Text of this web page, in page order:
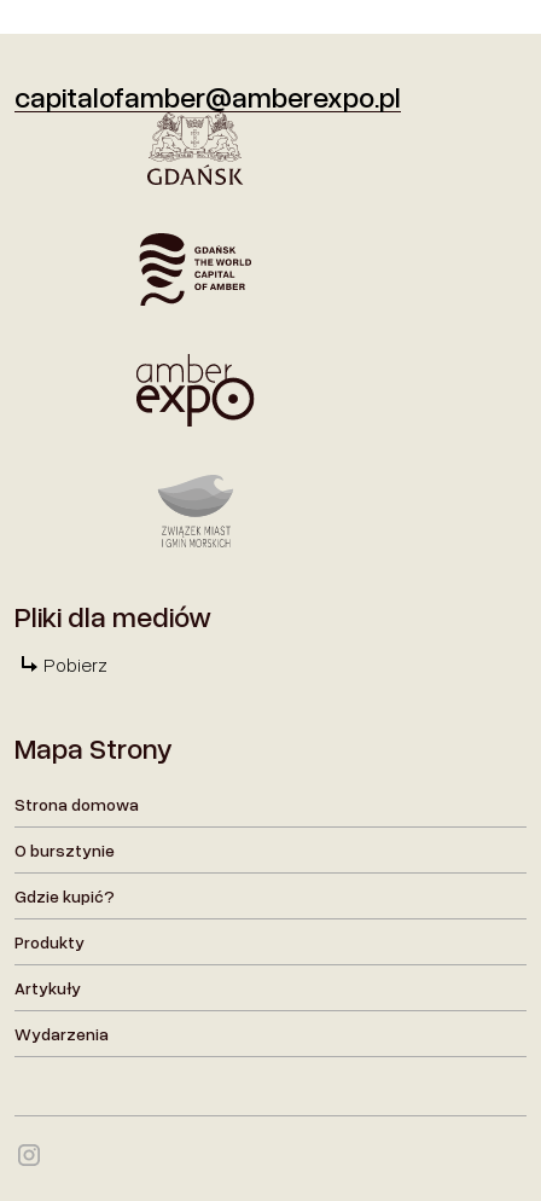
capitalofamber@amberexpo.pl
Pliki dla mediów
Pobierz
Mapa Strony
Strona domowa
O bursztynie
Gdzie kupić?
Produkty
Artykuły
Wydarzenia